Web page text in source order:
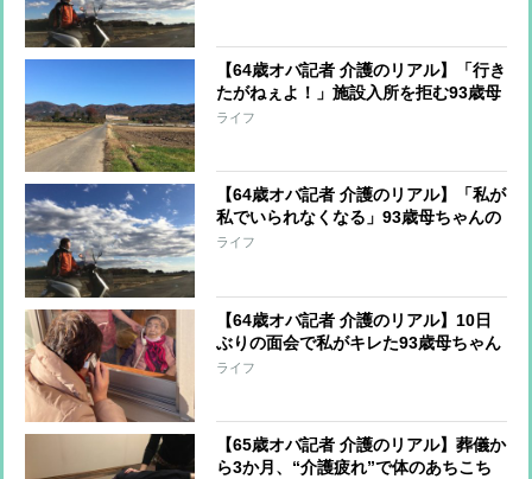
【64歳オバ記者 介護のリアル】「行き
たがねぇよ！」施設入所を拒む93歳母
ちゃんをどう説得するか…頭を悩ませ
ライフ
【64歳オバ記者 介護のリアル】「私が
私でいられなくなる」93歳母ちゃんの
自宅介護で私が間違えた2つのこと
ライフ
【64歳オバ記者 介護のリアル】10日
ぶりの面会で私がキレた93歳母ちゃん
のひと言
ライフ
【65歳オバ記者 介護のリアル】葬儀か
ら3か月、“介護疲れ”で体のあちこち